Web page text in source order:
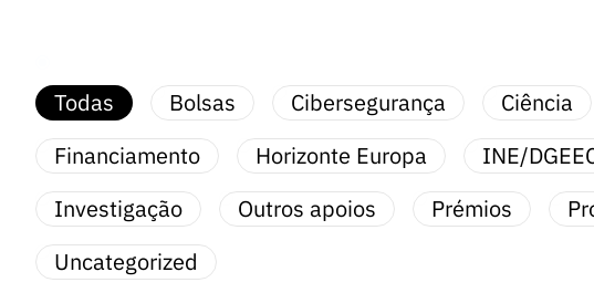
Todas Bolsas Cibersegurança Ciência
Financiamento
Horizonte Europa INE/
Investigação
Outros apoios Prémios
Uncategorized